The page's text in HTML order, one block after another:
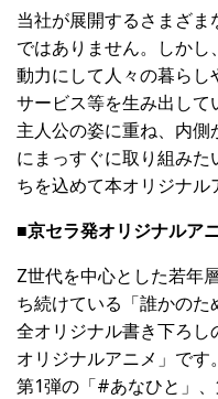
当社が展開するさまざ
ではありません。しか
動力にして人々の暮ら
サービス等を生み出し
主人公の姿に重ね、内
にまっすぐに取り組み
ちを込めて本オリジナル
■京セラ発オリジナルア
Z世代を中心とした若年
ち続けている「誰かの
全オリジナル書き下ろ
オリジナルアニメ」です。
第1弾の「#あなひと」